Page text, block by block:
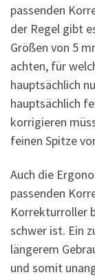
passenden
der Regel gibt
Größen von 5
achten, für
hauptsächlich
hauptsächlich
korrigieren
feinen Spitze
Auch die
passenden
Korrekturroller
schwer ist. Ein
längerem
und somit